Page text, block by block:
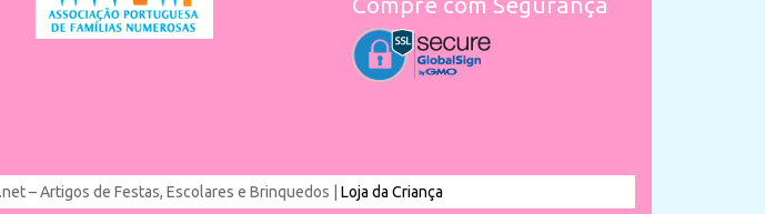
– Artigos de Festas, Escolares e Brinquedos | Loja da Criança